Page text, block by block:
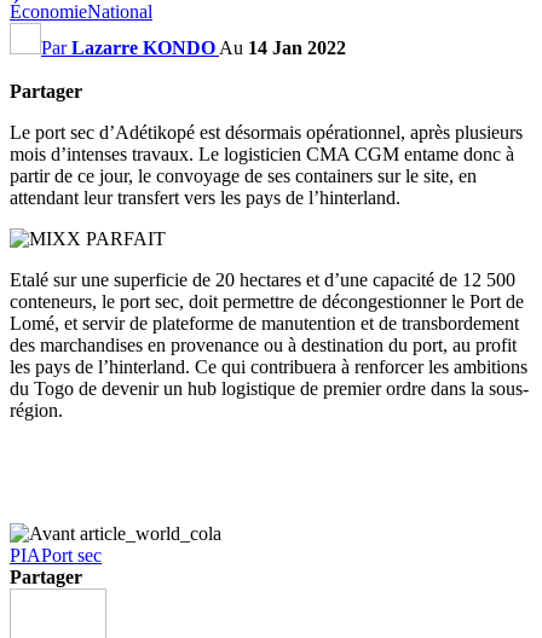
ÉconomieNational
ParLazarre KONDO Au 14 Jan 2022
Partager
Le port sec d’Adétikopé est désormais opérationnel, après plusieurs
mois d’intenses travaux. Le logisticien CMA CGM entame donc à
partir de ce jour, le convoyage de ses containers sur le site, en
attendant leur transfert vers les pays de l’hinterland.
Etalé sur une superficie de 20 hectares et d’une capacité de 12 500
conteneurs, le port sec, doit permettre de décongestionner le Port de
Lomé, et servir de plateforme de manutention et de transbordement
des marchandises en provenance ou à destination du port, au profit
les pays de l’hinterland. Ce qui contribuera à renforcer les ambitions
du Togo de devenir un hub logistique de premier ordre dans la sous-
région.
PIAPort sec
Partager